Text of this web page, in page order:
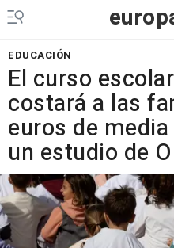
EDUCACIÓN
El curso
costará a las
euros de
un estudio de